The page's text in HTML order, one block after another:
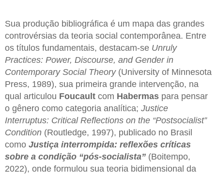
Sua produção bibliográfica é um mapa das grandes
controvérsias da teoria social contemporânea. Entre
os títulos fundamentais, destacam-se Unruly
Practices: Power, Discourse, and Gender in
Contemporary Social Theory(University of Minnesota
Press, 1989), sua primeira grande intervenção, na
qual articulou Foucault com Habermas para pensar
o gênero como categoria analítica; Justice
Interruptus: Critical Reflections on the “Postsocialist”
Condition (Routledge, 1997), publicado no Brasil
como Justiça interrompida: reflexões críticas
sobre a condição “pós-socialista” (Boitempo,
2022), onde formulou sua teoria bidimensional da